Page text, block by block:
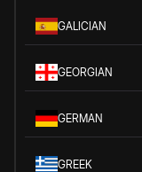
GALICIAN
GEORGIAN
GERMAN
GREEK